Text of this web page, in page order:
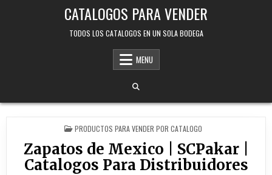
CATALOGOS PARA VENDER
TODOS LOS CATALOGOS EN UN SOLA BODEGA
MENU
POSTED
IN
PRODUCTOS PARA VENDER POR CATALOGO
Zapatos de Mexico | SCPakar |
Catalogos Para Distribuidores